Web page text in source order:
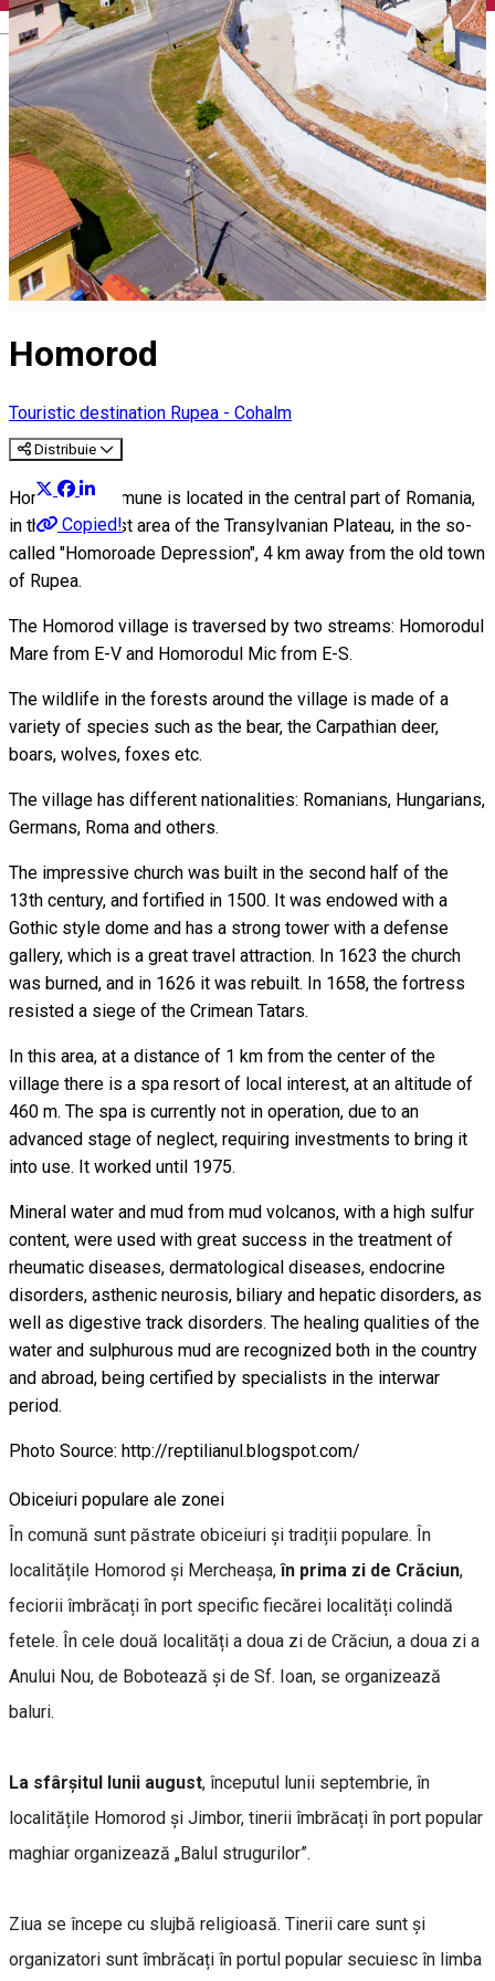
English
Homorod
Touristic destination Rupea - Cohalm
Distribuie
Copied!
Homorod Commune is located in the central part of Romania,
in the southeast area of the Transylvanian Plateau, in the so-
called "Homoroade Depression", 4 km away from the old town
of Rupea.
The Homorod village is traversed by two streams: Homorodul
Mare from E-V and Homorodul Mic from E-S.
The wildlife in the forests around the village is made of a
variety of species such as the bear, the Carpathian deer,
boars, wolves, foxes etc.
The village has different nationalities: Romanians, Hungarians,
Germans, Roma and others.
The impressive church was built in the second half of the
13th century, and fortified in 1500. It was endowed with a
Gothic style dome and has a strong tower with a defense
gallery, which is a great travel attraction. In 1623 the church
was burned, and in 1626 it was rebuilt. In 1658, the fortress
resisted a siege of the Crimean Tatars.
In this area, at a distance of 1 km from the center of the
village there is a spa resort of local interest, at an altitude of
460 m. The spa is currently not in operation, due to an
advanced stage of neglect, requiring investments to bring it
into use. It worked until 1975.
Mineral water and mud from mud volcanos, with a high sulfur
content, were used with great success in the treatment of
rheumatic diseases, dermatological diseases, endocrine
disorders, asthenic neurosis, biliary and hepatic disorders, as
well as digestive track disorders. The healing qualities of the
water and sulphurous mud are recognized both in the country
and abroad, being certified by specialists in the interwar
period.
Photo Source: http://reptilianul.blogspot.com/
Obiceiuri populare ale zonei
În comună sunt păstrate obiceiuri și tradiții populare. În
localitățile Homorod și Mercheașa,în prima zi de Crăciun,
feciorii îmbrăcați în port specific fiecărei localități colindă
fetele. În cele două localități a doua zi de Crăciun, a doua zi a
Anului Nou, de Bobotează și de Sf. Ioan, se organizează
baluri.
La sfârșitul lunii august, începutul lunii septembrie, în
localitățile Homorod și Jimbor, tinerii îmbrăcați în port popular
maghiar organizează „Balul strugurilor”.
Ziua se începe cu slujbă religioasă. Tinerii care sunt și
organizatori sunt îmbrăcați în portul popular secuiesc în limba